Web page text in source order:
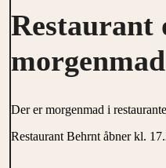
Restaurant
morgenmad
Der er morgenmad i
Restaurant Behrnt åbner kl.